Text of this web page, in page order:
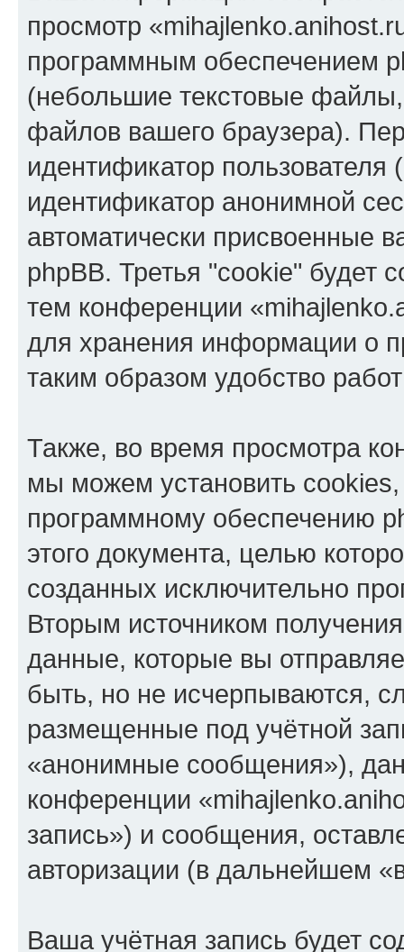
просмотр
программным обеспечением
(небольшие текстовые
файлов вашего браузера).
идентификатор
идентификатор анонимной
автоматически присвоенные
phpBB. Третья "cookie" будет
тем конференции
для хранения информации о
таким образом удобство
Также, во время просмотра
мы можем установить
программному обеспечению
этого документа, целью
созданных исключительно
Вторым источником
данные, которые вы
быть, но не исчерпываются,
размещенные под учётной
«анонимные сообщения»),
конференции
запись») и сообщения,
авторизации (в дальнейшем
Ваша учётная запись будет